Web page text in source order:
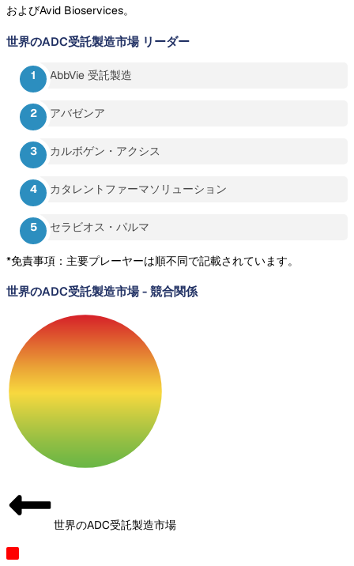
およびAvid Bioservices。
世界のADC受託製造市場 リーダー
AbbVie 受託製造
アバゼンア
カルボゲン・アクシス
カタレントファーマソリューション
セラビオス・パルマ
*免責事項：主要プレーヤーは順不同で記載されています。
世界のADC受託製造市場- 競合関係
世界のADC受託製造市場